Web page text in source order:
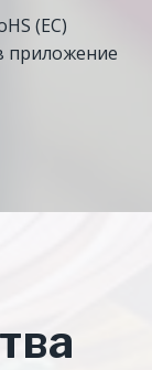
(ЕС)
приложение